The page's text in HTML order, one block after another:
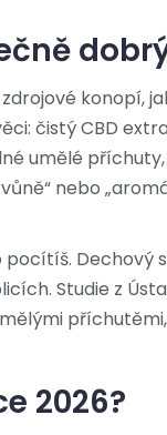
konopí,
čistý CBD
umělé
nebo
pocítíš. Dechový
Studie z
2026?